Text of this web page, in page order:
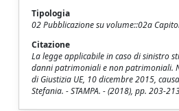
Tipologia
02 Pubblicazione su volume::02a
Citazione
La legge applicabile in caso di sinistro
danni patrimoniali e non patrimoniali.
di Giustizia UE, 10 dicembre 2015,
Stefania. - STAMPA. - (2018), pp. 203-